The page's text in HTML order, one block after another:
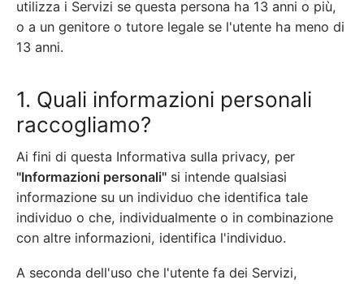
utilizza i Servizi se questa persona ha 13 anni o più,
o a un genitore o tutore legale se l'utente ha meno di
13 anni.
1. Quali informazioni personali
raccogliamo?
Ai fini di questa Informativa sulla privacy, per
"Informazioni personali" si intende qualsiasi
informazione su un individuo che identifica tale
individuo o che, individualmente o in combinazione
con altre informazioni, identifica l'individuo.
A seconda dell'uso che l'utente fa dei Servizi,